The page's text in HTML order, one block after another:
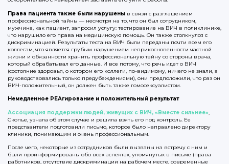
Права пациента также были нарушены в связи с разглашением
профессиональной тайны — несмотря на то, что он был сотрудником,
мужчина, как пациент, запросил услугу: тестирование на ВИЧ в поликлинике,
что нарушило его права на медицинскую помощь. Он также столкнулся с
дискриминацией. Результаты теста на ВИЧ были переданы почти всем его
коллегам, что является грубым нарушением неприкосновенности частной
жизни и обязанности хранить профессиональную тайну со стороны врача,
который обрабатывал его данные. И все потому, что речь идет о ВИЧ
(состояние здоровья, о котором его коллеги, по-видимому, ничего не знали, а
руководствовались только предубеждениями), они предположили, что раз он
ВИЧ-положительный, он должен быть также гомосексуалистом.
Немедленное РЕАгирование и положительный результат
Ассоциация поддержки людей, живущих с ВИЧ, «Вместе сильнее»,
Скопье, узнала об этом случае и решила взять его под контроль. Ее
представители подготовили письмо, которое было направлено директору
клиники, понимающим и очень профессиональным.
После чего, некоторые из сотрудников были вызваны на встречу с ним и
были проинформированы обо всех аспектах, упомянутых в письме (права
работников, отсутствие дискриминации на рабочем месте, современные